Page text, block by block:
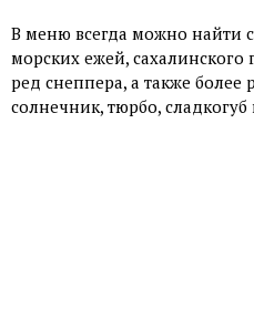
В меню всегда можно найти
морских ежей, сахалинского
ред снеппера, а также
солнечник, тюрбо, сладкогуб